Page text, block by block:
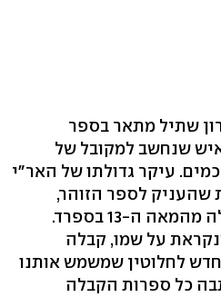
שתיל מתאר בספר
שנחשב למקובל של
עיקר גדולתו של האר"י
שהעניק לספר הזוהר,
הטקסט היסודי של הקבלה מהמאה ה-13 בספרד.
על שמו, קבלה
לחלוטין שמשמש אותנו
כל ספרות הקבלה